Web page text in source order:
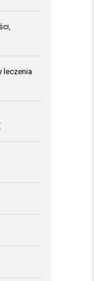
leczenia